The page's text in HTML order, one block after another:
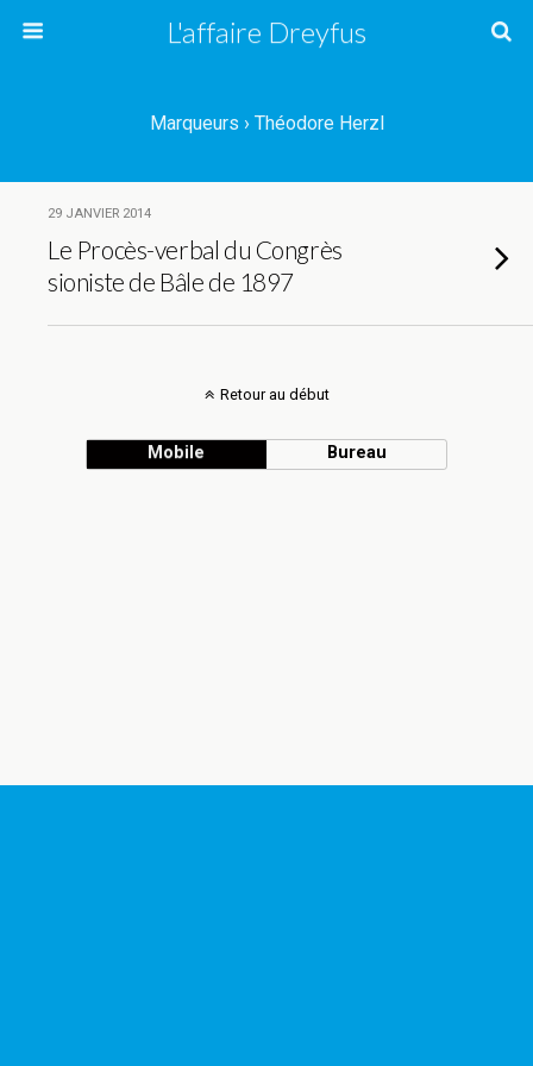
L'affaire Dreyfus
Marqueurs › Théodore Herzl
29 JANVIER 2014
Le Procès-verbal du Congrès
sioniste de Bâle de 1897
Retour au début
Mobile Bureau